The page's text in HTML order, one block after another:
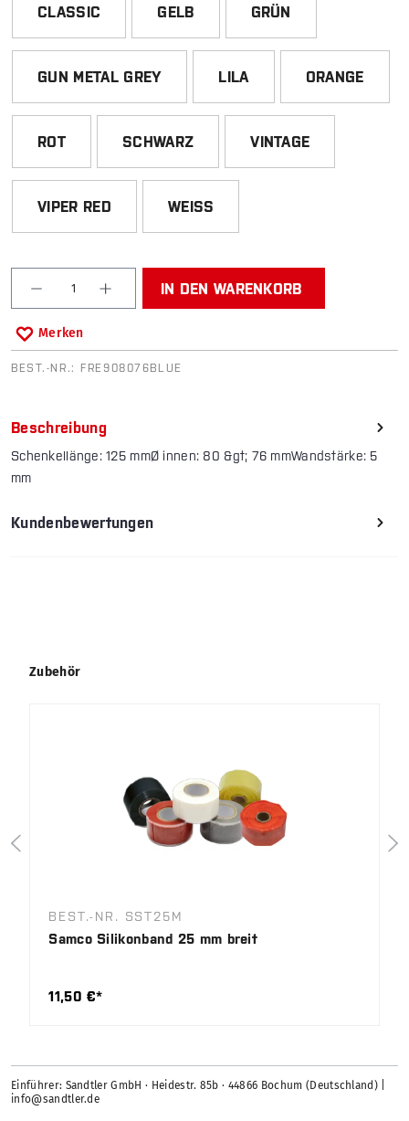
CLASSIC GELB GRÜN
GUN METAL GREY LILA ORANGE
ROT SCHWARZ VINTAGE
VIPER RED WEISS
Produkt Anzahl: Gib den gewünschten Wert ein
IN DEN WARENKORB
Merken
BEST.-NR.: FRE908076BLUE
Beschreibung
Schenkellänge: 125 mmØ innen: 80 &gt; 76 mmWandstärke: 5
mm
Kundenbewertungen
Produktgalerie überspringen
Zubehör
BEST.-NR. SST25M
Samco Silikonband 25 mm breit
11,50 €*
Einführer: Sandtler GmbH · Heidestr. 85b · 44866 Bochum (Deutschland) |
info@sandtler.de